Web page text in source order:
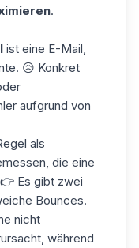
.
ist eine E-Mail,
😥 Konkret
aufgrund von
als
die eine
Es gibt zwei
Bounces.
nicht
während